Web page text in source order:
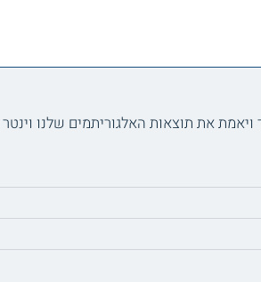
את תוצאות האלגוריתמים שלנו